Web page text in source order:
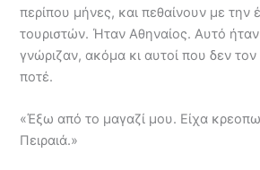
περίπου μήνες, και πεθαίνουν με την
τουριστών. Ήταν Αθηναίος. Αυτό
γνώριζαν, ακόμα κι αυτοί που δεν τον
ποτέ.
«Έξω από το μαγαζί μου. Είχα
Πειραιά.»